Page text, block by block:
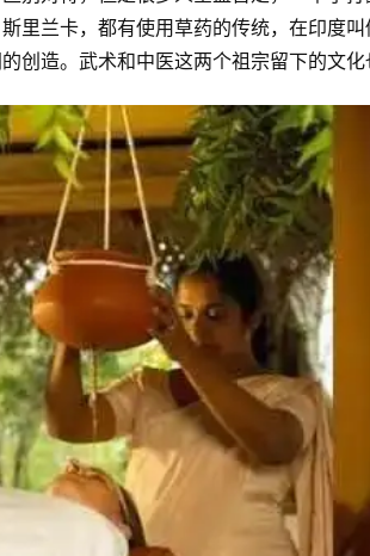
里兰卡，都有使用草药的传统，在印度
创造。武术和中医这两个祖宗留下的文